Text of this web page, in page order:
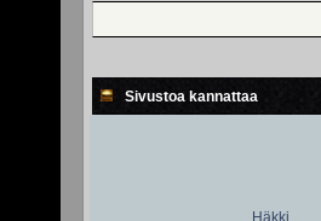
Sivustoa kannattaa